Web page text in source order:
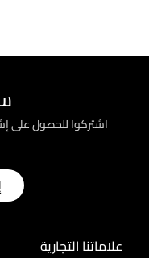
اشتركوا للحصول على
علاماتنا التجارية